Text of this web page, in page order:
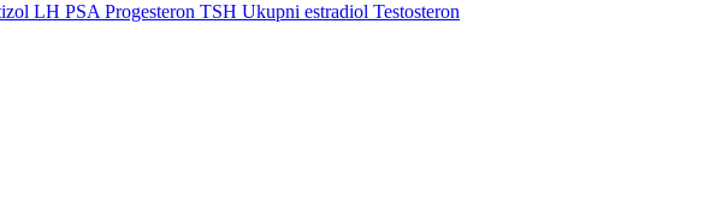
LH PSA Progesteron TSH Ukupni estradiol Testosteron